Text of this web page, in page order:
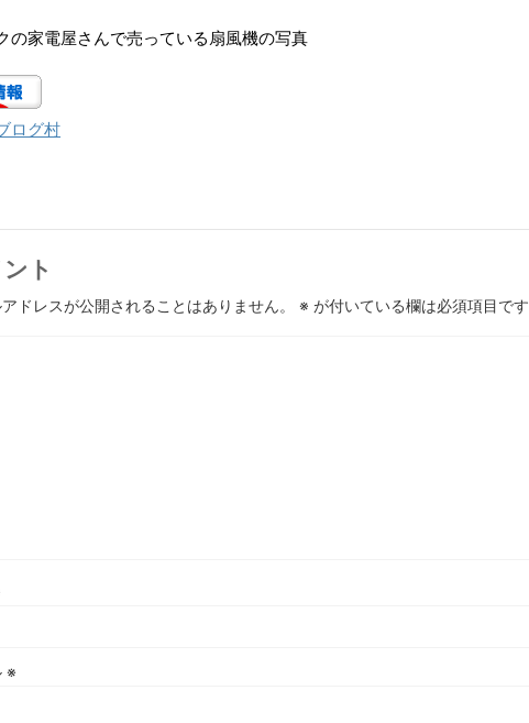
の家電屋さんで売っている扇風機の写真
ログ村
ト
アドレスが公開されることはありません。 ※ が付いている欄は必須項目です
※